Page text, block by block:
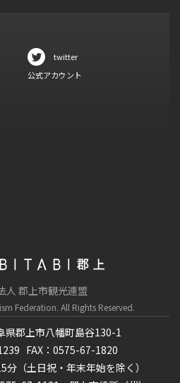
twitter
公式アカウント
人 郡上市観光連盟
Federation. All Rights Reserved.
郡上市八幡町島谷130-1
FAX：0575-67-1820
（土日祝・年末年始を除く）